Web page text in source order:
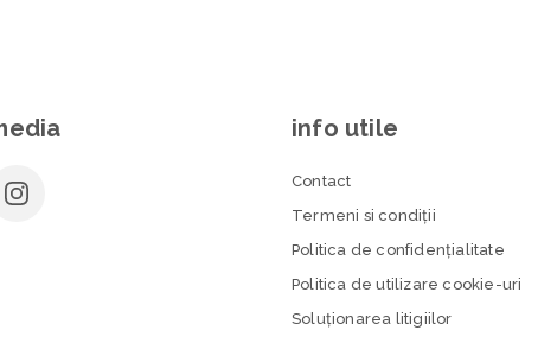
info utile
Contact
Termeni si condiţii
Politica de confidenţialitate
Politica de utilizare cookie-uri
Soluționarea litigiilor